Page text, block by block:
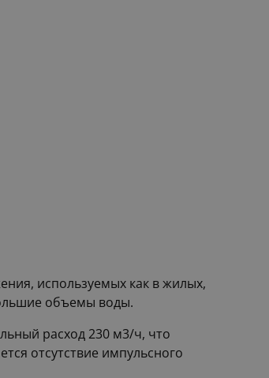
используемых как в жилых,
объемы воды.
расход 230 м3/ч, что
отсутствие импульсного